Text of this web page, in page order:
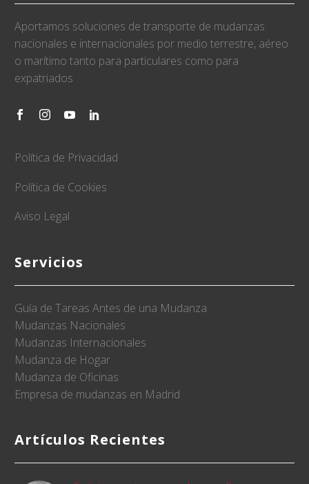
Aportamos soluciones de transporte de mudanzas
nacionales e internacionales por medio terrestre, aéreo
o marítimo tanto para particulares como para
expatriados
Política de Privacidad
Política de Cookies
Aviso Legal
Servicios
Guía de Tareas Antes de una Mudanza
Mudanzas Nacionales
Mudanzas Internacionales
Mudanza de Hogar
Mudanza de Oficinas
Empresa de mudanzas en Madrid
Artículos Recientes